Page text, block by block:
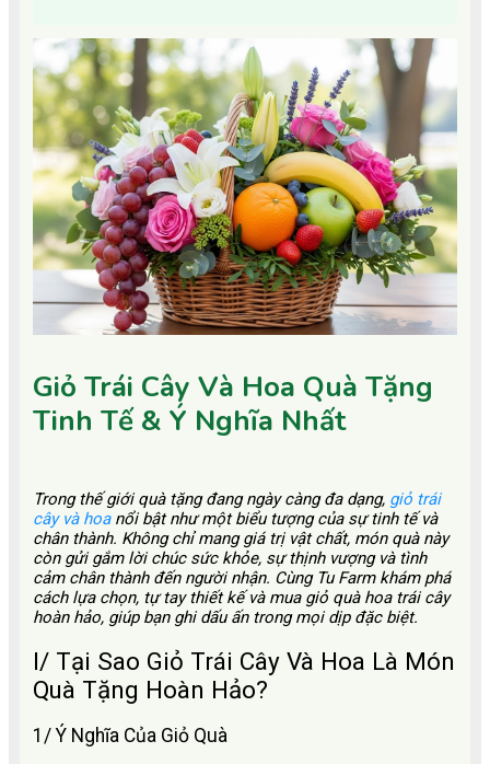
Trong thế giới quà tặng đang ngày càng đa dạng, giỏ trái
cây và hoa nổi bật như một biểu tượng của sự tinh tế và
chân thành. Không chỉ mang giá trị vật chất, món quà này
còn gửi gắm lời chúc sức khỏe, sự thịnh vượng và tình
cảm chân thành đến người nhận. Cùng Tu Farm khám phá
cách lựa chọn, tự tay thiết kế và mua giỏ quà hoa trái cây
hoàn hảo, giúp bạn ghi dấu ấn trong mọi dịp đặc biệt.
I/ Tại Sao Giỏ Trái Cây Và Hoa Là Món
Quà Tặng Hoàn Hảo?
1/ Ý Nghĩa Của Giỏ Quà
Giỏ Trái Cây Và Hoa Quà Tặng
Tinh Tế & Ý Nghĩa Nhất